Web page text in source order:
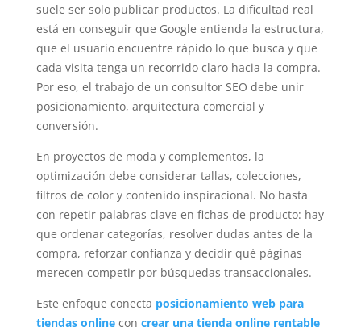
suele ser solo publicar productos. La dificultad real
está en conseguir que Google entienda la estructura,
que el usuario encuentre rápido lo que busca y que
cada visita tenga un recorrido claro hacia la compra.
Por eso, el trabajo de un consultor SEO debe unir
posicionamiento, arquitectura comercial y
conversión.
En proyectos de moda y complementos, la
optimización debe considerar tallas, colecciones,
filtros de color y contenido inspiracional. No basta
con repetir palabras clave en fichas de producto: hay
que ordenar categorías, resolver dudas antes de la
compra, reforzar confianza y decidir qué páginas
merecen competir por búsquedas transaccionales.
Este enfoque conecta posicionamiento web para
tiendas onlinecon crear una tienda online rentable